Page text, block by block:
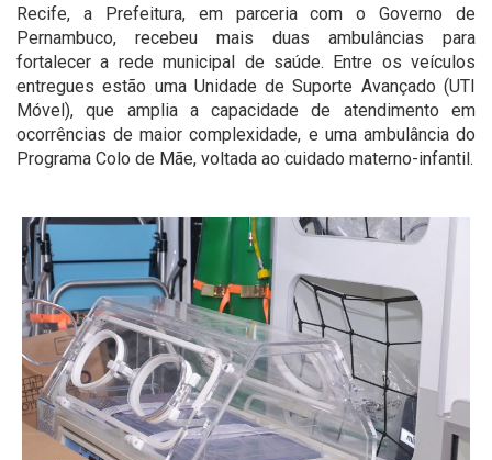
Recife, a Prefeitura, em parceria com o Governo de
Pernambuco, recebeu mais duas ambulâncias para
fortalecer a rede municipal de saúde. Entre os veículos
entregues estão uma Unidade de Suporte Avançado (UTI
Móvel), que amplia a capacidade de atendimento em
ocorrências de maior complexidade, e uma ambulância do
Programa Colo de Mãe, voltada ao cuidado materno-infantil.